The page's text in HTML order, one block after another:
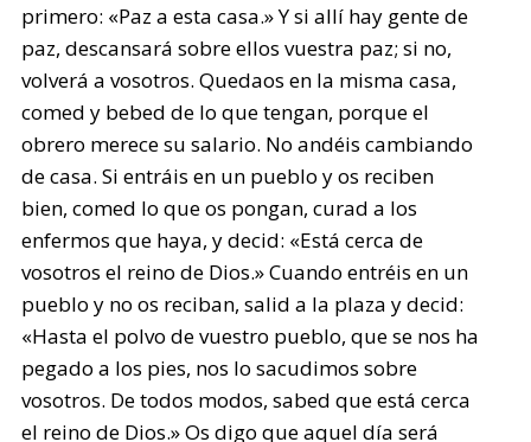
primero: «Paz a esta casa.» Y si allí hay gente de
paz, descansará sobre ellos vuestra paz; si no,
volverá a vosotros. Quedaos en la misma casa,
comed y bebed de lo que tengan, porque el
obrero merece su salario. No andéis cambiando
de casa. Si entráis en un pueblo y os reciben
bien, comed lo que os pongan, curad a los
enfermos que haya, y decid: «Está cerca de
vosotros el reino de Dios.» Cuando entréis en un
pueblo y no os reciban, salid a la plaza y decid:
«Hasta el polvo de vuestro pueblo, que se nos ha
pegado a los pies, nos lo sacudimos sobre
vosotros. De todos modos, sabed que está cerca
el reino de Dios.» Os digo que aquel día será